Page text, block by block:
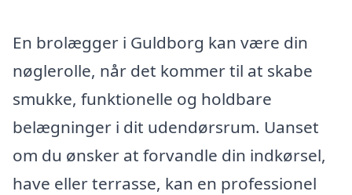
En brolægger i Guldborg kan være din
nøglerolle, når det kommer til at skabe
smukke, funktionelle og holdbare
belægninger i dit udendørsrum. Uanset
om du ønsker at forvandle din indkørsel,
have eller terrasse, kan en professionel